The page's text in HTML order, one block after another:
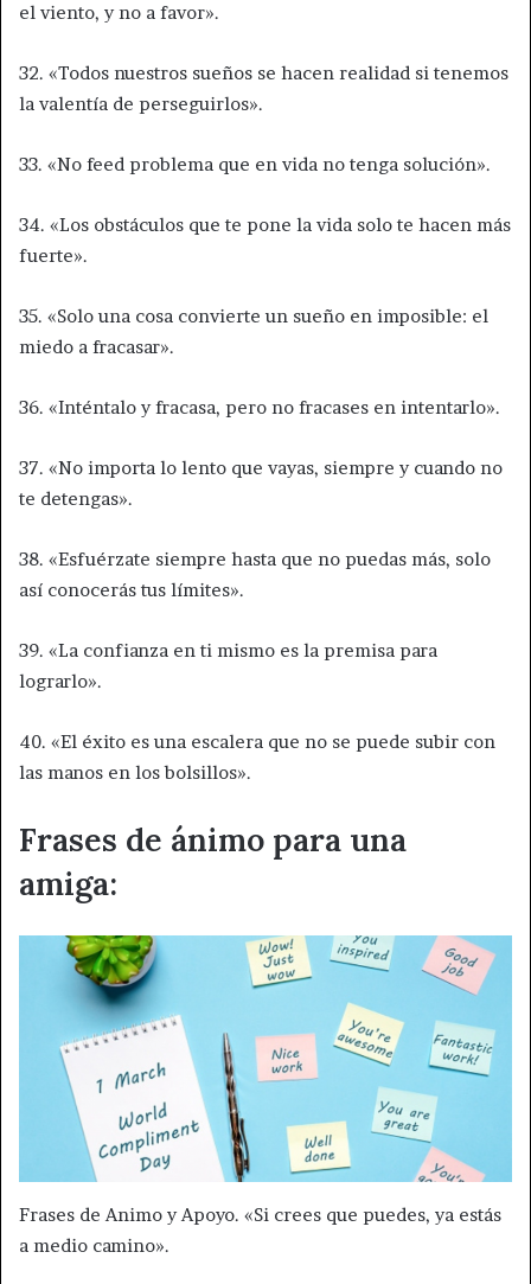
el viento, y no a favor».
32. «Todos nuestros sueños se hacen realidad si tenemos
la valentía de perseguirlos».
33. «No feed problema que en vida no tenga solución».
34. «Los obstáculos que te pone la vida solo te hacen más
fuerte».
35. «Solo una cosa convierte un sueño en imposible: el
miedo a fracasar».
36. «Inténtalo y fracasa, pero no fracases en intentarlo».
37. «No importa lo lento que vayas, siempre y cuando no
te detengas».
38. «Esfuérzate siempre hasta que no puedas más, solo
así conocerás tus límites».
39. «La confianza en ti mismo es la premisa para
lograrlo».
40. «El éxito es una escalera que no se puede subir con
las manos en los bolsillos».
Frases de ánimo para una
amiga:
Frases de Animo y Apoyo. «Si crees que puedes, ya estás
a medio camino».